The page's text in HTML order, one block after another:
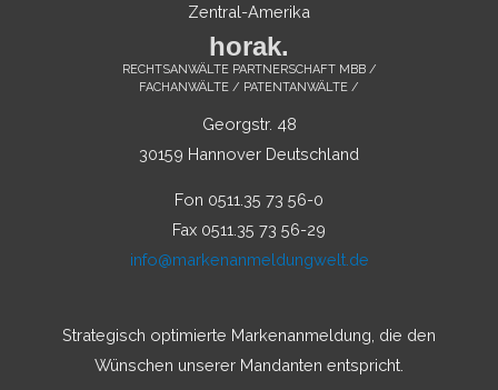
Zentral-Amerika
horak.
RECHTSANWÄLTE PARTNERSCHAFT MBB /
FACHANWÄLTE / PATENTANWÄLTE /
Georgstr. 48
30159 Hannover Deutschland
Fon 0511.35 73 56-0
Fax 0511.35 73 56-29
info@markenanmeldungwelt.de
Strategisch optimierte Markenanmeldung, die den
Wünschen unserer Mandanten entspricht.